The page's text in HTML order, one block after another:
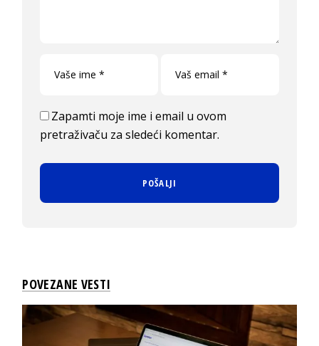
Zapamti moje ime i email u ovom
pretraživaču za sledeći komentar.
POVEZANE VESTI